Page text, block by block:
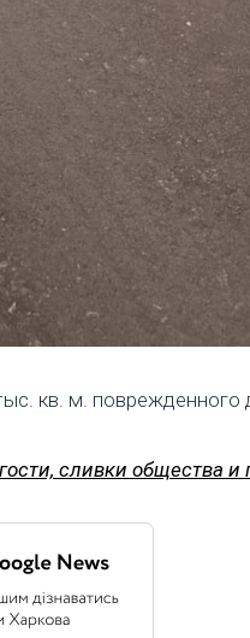
кв. м.
сливки общества